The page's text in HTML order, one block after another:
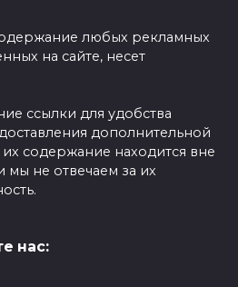
любых рекламных
на сайте, несет
ссылки для удобства
дополнительной
содержание находится вне
мы не отвечаем за их
нас: